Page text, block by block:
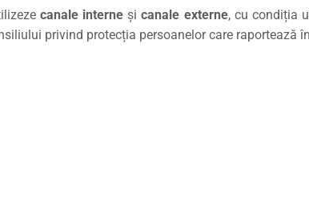
canale interne șicanale externe, cu condiția
privind protecția persoanelor care raportează